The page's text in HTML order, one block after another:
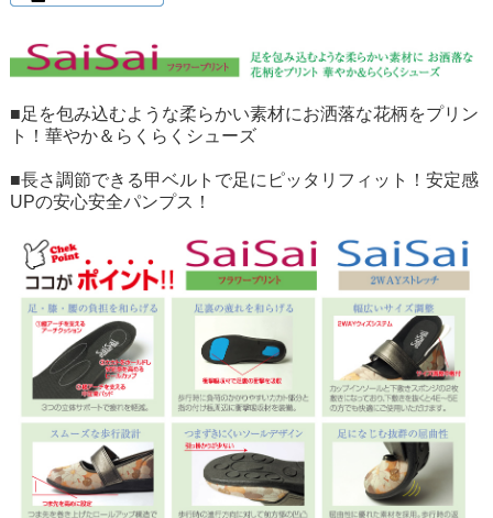
■足を包み込むような柔らかい素材にお洒落な花柄をプリン
ト！華やか＆らくらくシューズ
■長さ調節できる甲ベルトで足にピッタリフィット！安定感
UPの安心安全パンプス！